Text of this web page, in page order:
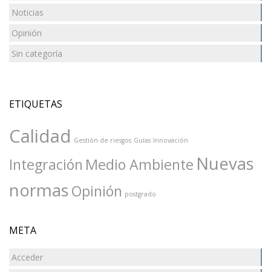
Noticias
Opinión
Sin categoría
ETIQUETAS
Calidad Gestión de riesgos Guías Innovación
Integración Medio Ambiente Nuevas
normasOpinión postgrado
META
Acceder